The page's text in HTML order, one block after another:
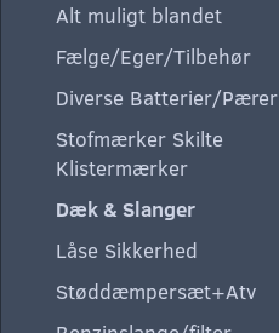
Alt muligt blandet
Fælge/Eger/Tilbehør
Diverse Batterier/Pærer
Stofmærker Skilte
Klistermærker
Dæk & Slanger
Låse Sikkerhed
Støddæmpersæt+Atv